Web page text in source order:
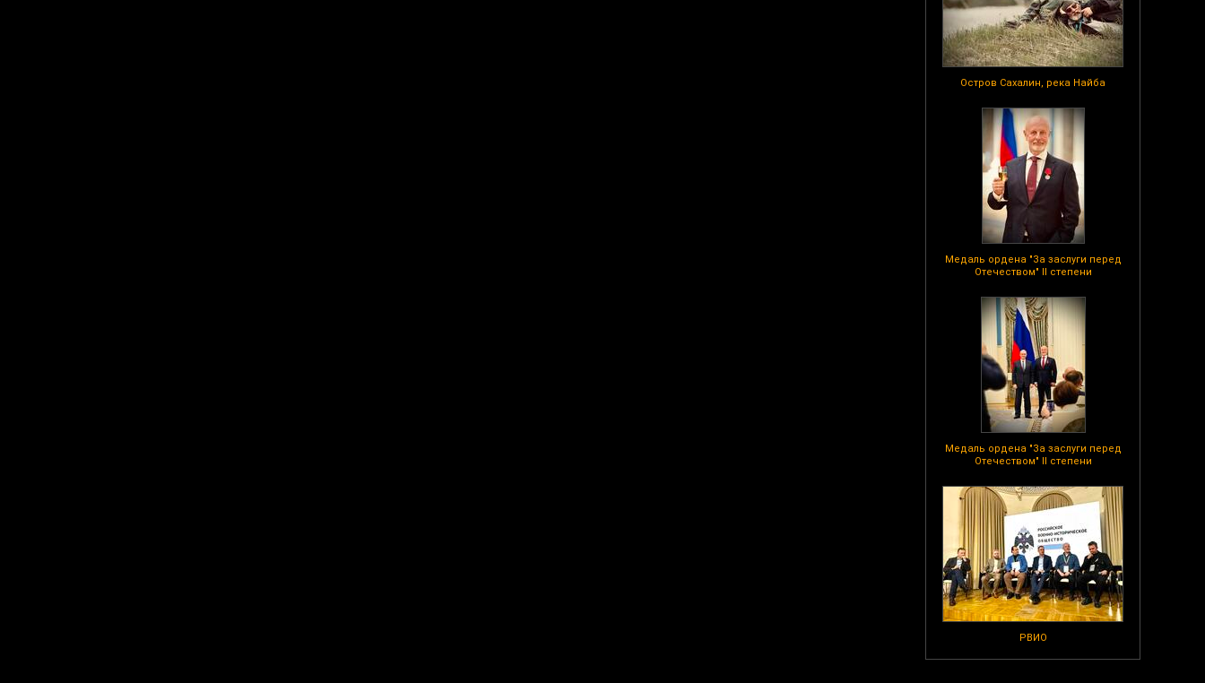
Остров Сахалин, река Найба
Медаль ордена "За заслуги перед
Отечеством" II степени
Медаль ордена "За заслуги перед
Отечеством" II степени
РВИО